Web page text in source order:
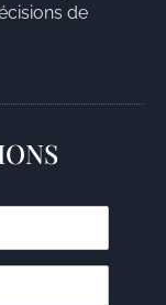
de